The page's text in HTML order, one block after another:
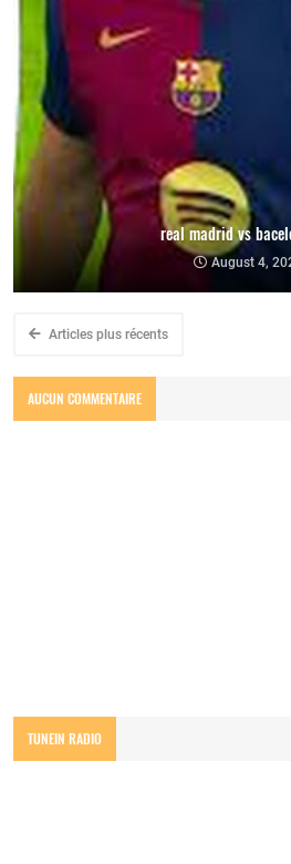
real madrid vs
August 4,
Articles plus récents
AUCUN COMMENTAIRE
TUNEIN RADIO